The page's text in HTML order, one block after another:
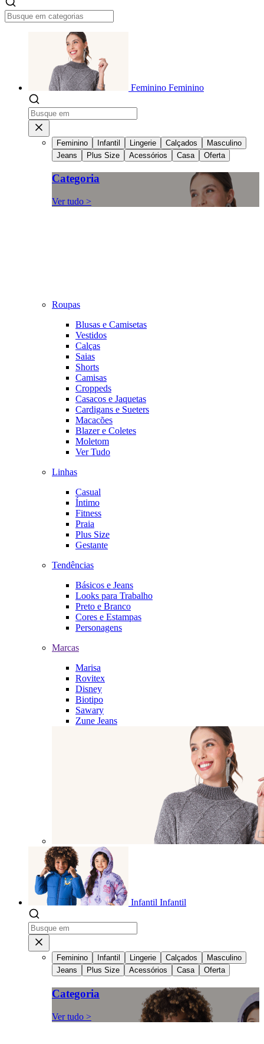
Feminino Feminino
Feminino Infantil Lingerie Calçados
Masculino
Jeans
Plus Size Acessórios Casa Oferta
Categoria
Ver tudo >
Roupas
Blusas e Camisetas
Vestidos
Calças
Saias
Shorts
Camisas
Croppeds
Casacos e Jaquetas
Cardigans e Sueters
Macacões
Blazer e Coletes
Moletom
Ver Tudo
Linhas
Casual
Íntimo
Fitness
Praia
Plus Size
Gestante
Tendências
Básicos e Jeans
Looks para Trabalho
Preto e Branco
Cores e Estampas
Personagens
Marcas
Marisa
Rovitex
Disney
Biotipo
Sawary
Zune Jeans
Infantil Infantil
Feminino Infantil Lingerie Calçados
Masculino
Jeans
Plus Size Acessórios Casa Oferta
Categoria
Ver tudo >